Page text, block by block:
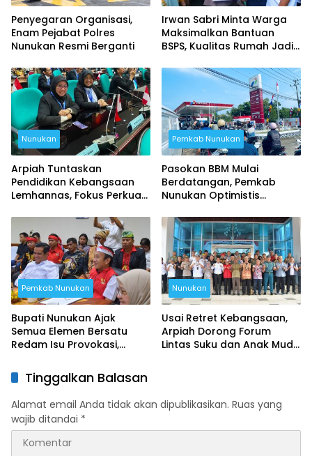
Penyegaran Organisasi,
Enam Pejabat Polres
Nunukan Resmi Berganti
Irwan Sabri Minta Warga
Maksimalkan Bantuan
BSPS, Kualitas Rumah Jadi
Nunukan
Arpiah Tuntaskan
Pendidikan Kebangsaan
Lemhannas, Fokus Perkuat
Pemkab Nunukan
Pasokan BBM Mulai
Berdatangan, Pemkab
Nunukan Optimistis
Terurai
Pemkab Nunukan
Bupati Nunukan Ajak
Semua Elemen Bersatu
Redam Isu Provokasi,
Kekuatan Daerah
Nunukan
Usai Retret Kebangsaan,
Arpiah Dorong Forum
Lintas Suku dan Anak Muda
Tinggalkan Balasan
Alamat email Anda tidak akan dipublikasikan. Ruas yang
wajib ditandai *